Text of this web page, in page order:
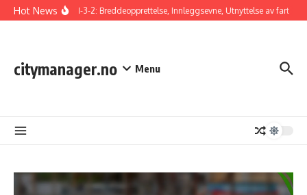
Skip to content
Hot NewsVing i 4-1-3-2: Breddeopprettelse, Innleggsevne, Utnyttelse av fart
citymanager.no Menu